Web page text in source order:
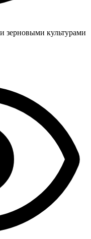
зерновыми культурами